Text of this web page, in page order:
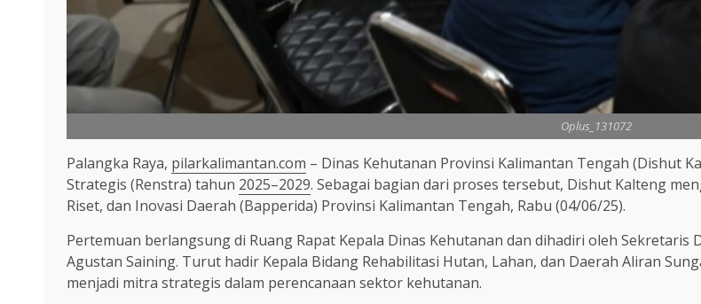
Oplus_131072
Palangka Raya, pilarkalimantan.com – Dinas Kehutanan Provinsi Kalimantan Tengah (Dishut
Strategis (Renstra) tahun 2025–2029. Sebagai bagian dari proses tersebut, Dishut Kalteng
Riset, dan Inovasi Daerah (Bapperida) Provinsi Kalimantan Tengah, Rabu (04/06/25).
Pertemuan berlangsung di Ruang Rapat Kepala Dinas Kehutanan dan dihadiri oleh Sekretaris
Agustan Saining. Turut hadir Kepala Bidang Rehabilitasi Hutan, Lahan, dan Daerah Aliran
menjadi mitra strategis dalam perencanaan sektor kehutanan.